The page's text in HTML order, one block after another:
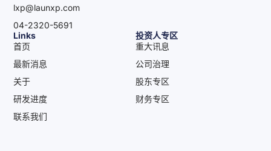
Links
首页
最新消息
关于
研发进度
联系我们
投资人专区
重大讯息
公司治理
股东专区
财务专区
lxp@launxp.com
04-2320-5691